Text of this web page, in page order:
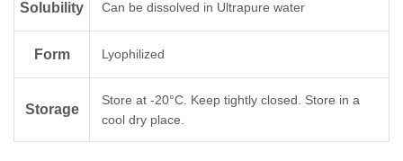
Solubility Can be dissolved in Ultrapure water
Form Lyophilized
Storage
Store at -20°C. Keep tightly closed. Store in a
cool dry place.